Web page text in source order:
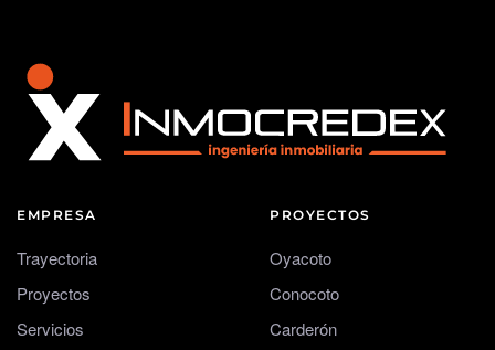
EMPRESA
Trayectoria
Proyectos
Servicios
PROYECTOS
Oyacoto
Conocoto
Carderón